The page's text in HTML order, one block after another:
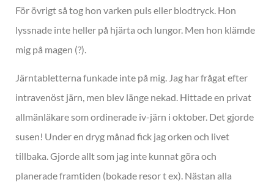
För övrigt så tog hon varken puls eller blodtryck. Hon
lyssnade inte heller på hjärta och lungor. Men hon klämde
mig på magen (?).
Järntabletterna funkade inte på mig. Jag har frågat efter
intravenöst järn, men blev länge nekad. Hittade en privat
allmänläkare som ordinerade iv-järn i oktober. Det gjorde
susen! Under en dryg månad fick jag orken och livet
tillbaka. Gjorde allt som jag inte kunnat göra och
planerade framtiden (bokade resor t ex). Nästan alla